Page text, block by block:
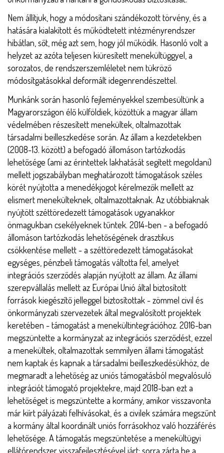
Nem állítjuk, hogy a módosítani szándékozott törvény, és a
hatására kialakított és működtetett intézményrendszer
hibátlan, sőt, még azt sem, hogy jól működik. Hasonló volt a
helyzet az azóta teljesen kiüresített menekültüggyel, a
sorozatos, de rendszerszemléletet nem tükröző
módosítgatásokkal deformált idegenrendészettel.
Munkánk során hasonló fejleményekkel szembesültünk a
Magyarországon élő külföldiek, közöttük a magyar állam
védelmében részesített menekültek, oltalmazottak
társadalmi beilleszkedése során. Az állam a kezdetekben
(2008-13. között) a befogadó állomáson tartózkodás
lehetősége (ami az érintettek lakhatását segített megoldani)
mellett jogszabályban meghatározott támogatások széles
körét nyújtotta a menedékjogot kérelmezők mellett az
elismert menekülteknek, oltalmazottaknak. Az utóbbiaknak
nyújtött széttöredezett támogatások ugyanakkor
önmagukban csekélyeknek tűntek. 2014-ben - a befogadó
állomáson tartózkodás lehetőségének drasztikus
csökkentése mellett - a széttöredezett támogatásokat
egységes, pénzbeli támogatás váltotta fel, amelyet
integrációs szerződés alapján nyújtott az állam. Az állami
szerepvállalás mellett az Európai Unió által biztosított
források kiegészítő jelleggel biztosítottak - zömmel civil és
önkormányzati szervezetek által megvalósított projektek
keretében - támogatást a menekültintegrációhoz. 2016-ban
megszüntette a kormányzat az integrációs szerződést, ezzel
a menekültek, oltalmazottak semmilyen állami támogatást
nem kaptak és kapnak a társadalmi beilleszkedésükhöz, de
megmaradt a lehetőség az uniós támogatásból megvalósuló
integrációt támogató projektekre, majd 2018-ban ezt a
lehetőséget is megszüntette a kormány, amikor visszavonta
már kiírt pályázati felhívásokat, és a civilek számára megszűnt
a kormány által koordinált uniós forrásokhoz való hozzáférés
lehetősége. A támogatás megszüntetése a menekültügyi
ellátórendszer visszafejlesztésével járt: sorra zárta be a